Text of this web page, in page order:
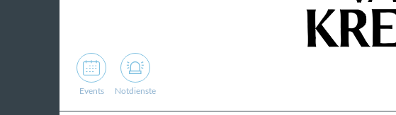
Events Notdienste